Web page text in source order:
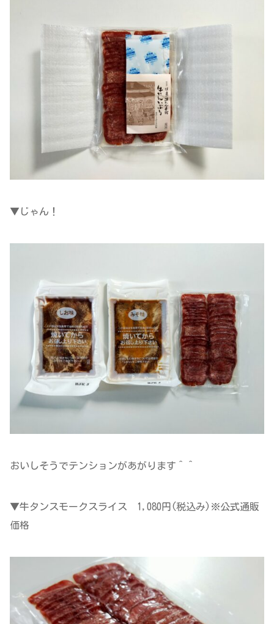
▼じゃん！
おいしそうでテンションがあがります＾＾
▼牛タンスモークスライス 1,080円(税込み)※公式通販
価格